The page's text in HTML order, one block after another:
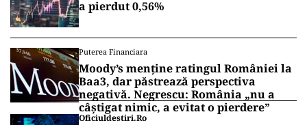
a pierdut 0,56%
Puterea Financiara
Moody’s menține ratingul României la
Baa3, dar păstrează perspectiva
negativă. Negrescu: România „nu a
câștigat nimic, a evitat o pierdere”
Oficiuldestiri.ro